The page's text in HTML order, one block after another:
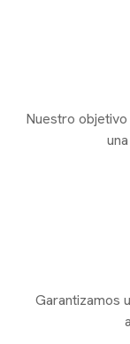
Nuestro
Garantizamos